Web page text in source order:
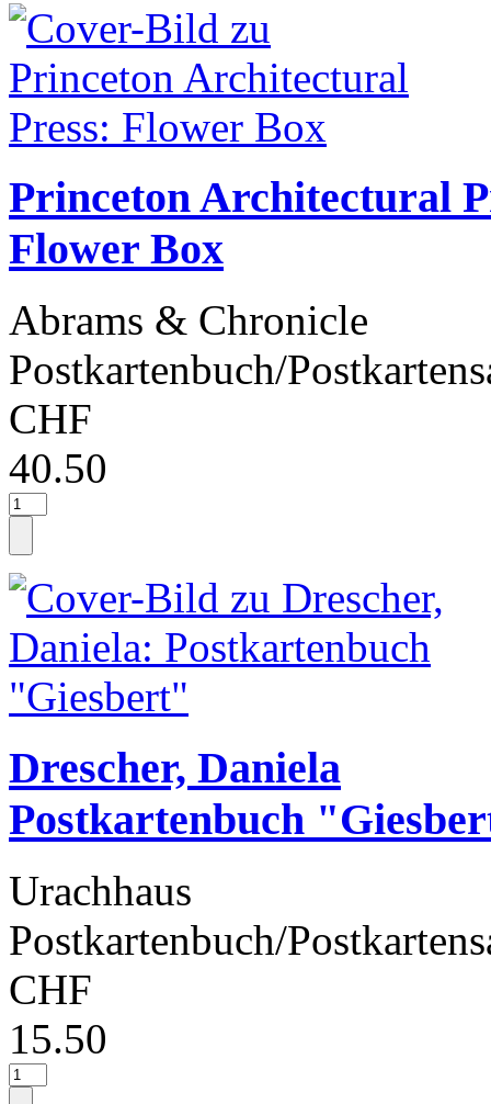
Princeton Architectural
Flower Box
Abrams & Chronicle
Postkartenbuch/
CHF
40.50
Drescher, Daniela
Postkartenbuch
Urachhaus
Postkartenbuch/
CHF
15.50